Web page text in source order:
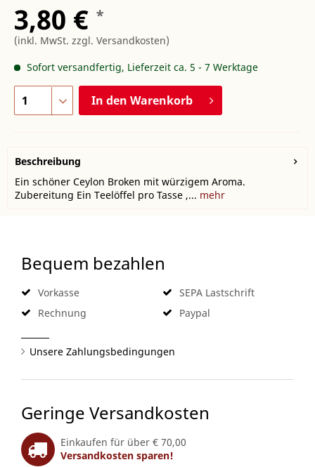
3,80 € *
(inkl. MwSt. zzgl. Versandkosten)
Sofort versandfertig, Lieferzeit ca. 5 - 7 Werktage
In den Warenkorb
Beschreibung
Ein schöner Ceylon Broken mit würzigem Aroma.
Zubereitung Ein Teelöffel pro Tasse ,... mehr
Bequem bezahlen
Vorkasse
Rechnung
SEPA Lastschrift
Paypal
Unsere Zahlungsbedingungen
Geringe Versandkosten
Einkaufen für über € 70,00
Versandkosten sparen!